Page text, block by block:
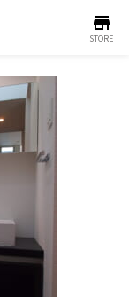
store
STORE